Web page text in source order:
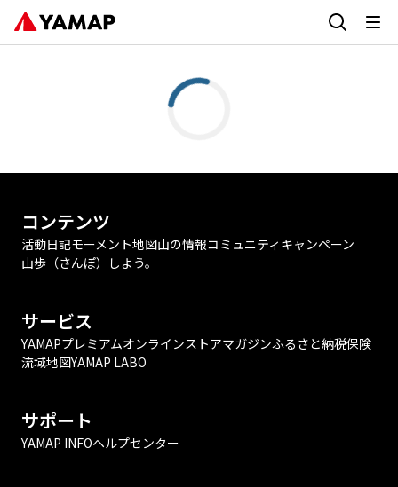
コンテンツ
活動日記モーメント地図山の情報コミュニティ キャンペーン
山歩（さんぽ）しよう。
サービス
YAMAPプレミアムオンラインストアマガジンふるさと納税保険
流域地図YAMAP LABO
サポート
YAMAP INFOヘルプセンター